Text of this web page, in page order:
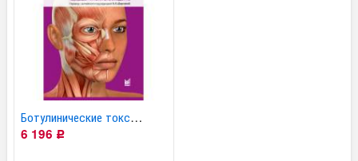
Ботулинические токсины...
6 196 Р